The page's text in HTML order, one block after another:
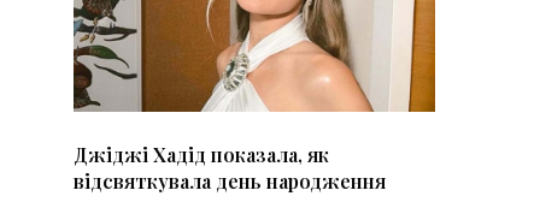
Джіджі Хадід показала, як
відсвяткувала день народження